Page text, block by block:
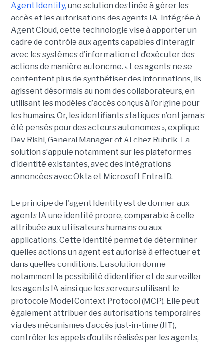
Agent Identity, une solution destinée à gérer les
accès et les autorisations des agents IA. Intégrée à
Agent Cloud, cette technologie vise à apporter un
cadre de contrôle aux agents capables d’interagir
avec les systèmes d’information et d’exécuter des
actions de manière autonome. « Les agents ne se
contentent plus de synthétiser des informations, ils
agissent désormais au nom des collaborateurs, en
utilisant les modèles d’accès conçus à l’origine pour
les humains. Or, les identifiants statiques n’ont jamais
été pensés pour des acteurs autonomes », explique
Dev Rishi, General Manager of AI chez Rubrik. La
solution s’appuie notamment sur les plateformes
d’identité existantes, avec des intégrations
annoncées avec Okta et Microsoft Entra ID.
Le principe de l'agent Identity est de donner aux
agents IA une identité propre, comparable à celle
attribuée aux utilisateurs humains ou aux
applications. Cette identité permet de déterminer
quelles actions un agent est autorisé à effectuer et
dans quelles conditions. La solution donne
notamment la possibilité d’identifier et de surveiller
les agents IA ainsi que les serveurs utilisant le
protocole Model Context Protocol (MCP). Elle peut
également attribuer des autorisations temporaires
via des mécanismes d’accès just-in-time (JIT),
contrôler les appels d’outils réalisés par les agents,